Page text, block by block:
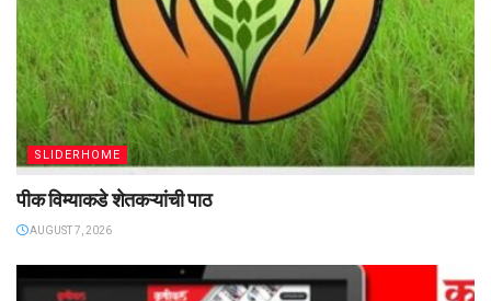
SLIDERHOME
पीक विम्याकडे शेतकऱ्यांची पाठ
AUGUST 7, 2026